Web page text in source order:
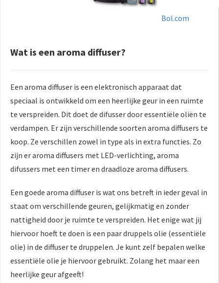
Bol.com
Wat is een aroma diffuser?
Een aroma diffuser is een elektronisch apparaat dat
speciaal is ontwikkeld om een heerlijke geur in een ruimte
te verspreiden. Dit doet de difusser door essentiële oliën te
verdampen. Er zijn verschillende soorten aroma diffusers te
koop. Ze verschillen zowel in type als in extra functies. Zo
zijn er aroma diffusers met LED-verlichting, aroma
difussers met een timer en draadloze aroma diffusers.
Een goede aroma diffuser is wat ons betreft in ieder geval in
staat om verschillende geuren, gelijkmatig en zonder
nattigheid door je ruimte te verspreiden. Het enige wat jij
hiervoor hoeft te doen is een paar druppels olie (essentiële
olie) in de diffuser te druppelen. Je kunt zelf bepalen welke
essentiële olie je hiervoor gebruikt. Zolang het maar een
heerlijke geur afgeeft!